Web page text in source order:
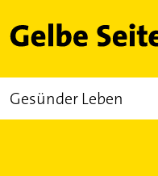
Gelbe Seiten
Gesünder Leben